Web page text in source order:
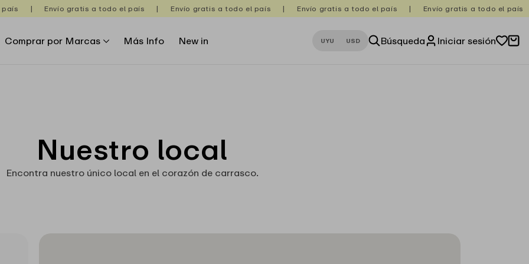
Envío gratis a todo el país Envío gratis a todo el país
Envío gratis a todo el país Envío gratis a todo el país
Comprar por Marcas Más Info New in UYU USD Búsqueda Iniciar sesión
Lista deCarrito
Nuestro local
Encontra nuestro único local en el corazón de carrasco.